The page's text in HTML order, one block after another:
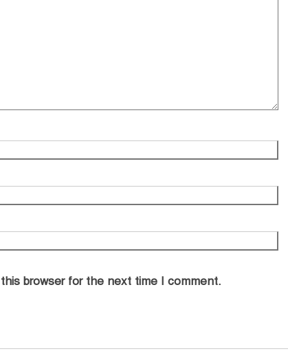
browser for the next time I comment.